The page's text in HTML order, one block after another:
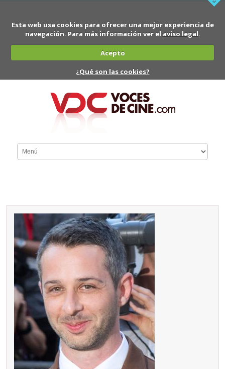
Esta web usa cookies para ofrecer una mejor experiencia de
navegación. Para más información ver el aviso legal.
Acepto
¿Qué son las cookies?